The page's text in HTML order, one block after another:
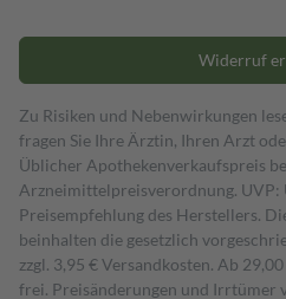
Widerruf
Zu Risiken und Nebenwirkungen
fragen Sie Ihre Ärztin, Ihren Arzt
Üblicher Apothekenverkaufspreis
Arzneimittelpreisverordnung. UVP:
Preisempfehlung des Herstellers.
beinhalten die gesetzlich
zzgl. 3,95 € Versandkosten. Ab
frei. Preisänderungen und Irrtümer